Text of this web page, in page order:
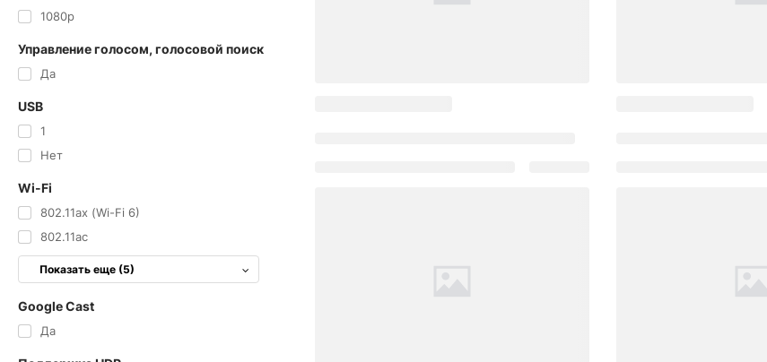
1080p
Управление голосом, голосовой поиск
Да
USB
1
Нет
Wi-Fi
802.11ax (Wi-Fi 6)
802.11ac
Показать еще (5)
Google Cast
Да